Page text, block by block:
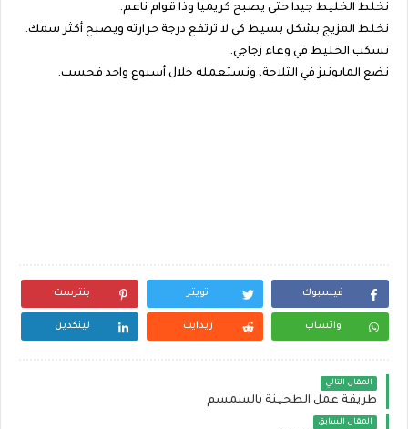
نخلط الخليط جيدا حتى يصبح كريميا وذا قوام ناعم.
نخلط المزيج بشكل بسيط كي لا ترتفع درجة حرارته ويصبح أكثر سمك.
نسكب الخليط في وعاء زجاجي.
نضع المايونيز في الثلاجة، ونستعمله خلال أسبوع واحد فحسب.
فيسبوك تويتر بنترست
واتساب ريدايت لينكدين
المقال التالي
طريقة عمل الطحينة بالسمسم
المقال السابق